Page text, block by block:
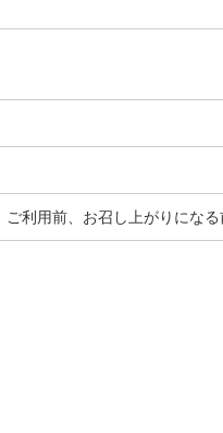
利用前、お召し上がりにな